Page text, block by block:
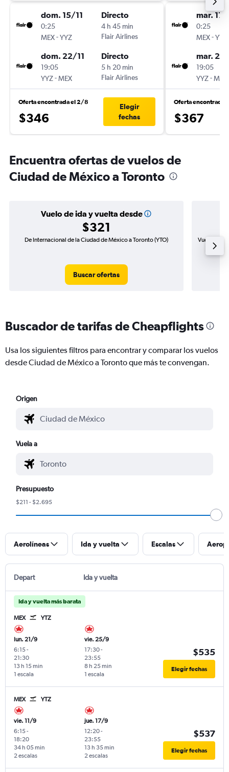
dom. 15/11
0:25
MEX-YYZ
Directo
4 h 45 min
Flair Airlines
dom. 22/11
19:05
YYZ-MEX
Directo
5 h 20 min
Flair Airlines
Oferta encontrada el 2/8
$346
Elegir
fechas
mar. 17/
0:25
MEX-YYZ
mar. 24/
19:05
YYZ-MEX
Oferta encontrada
$367
Encuentra ofertas de vuelos de
Ciudad de México a Toronto
Vuelo de ida y vuelta desde
$321
De Internacional de la Ciudad de México a Toronto (YTO)
Buscar ofertas
Vuelo de
Buscador de tarifas de Cheapflights
Usa los siguientes filtros para encontrar y comparar los vuelos
desde Ciudad de México a Toronto que más te convengan.
Origen
Vuela a
Presupuesto
$211 - $2.695
Aerolíneas Ida y vuelta Escalas
Depart Ida y vuelta
Ida y vuelta más barata
MEX YTZ
lun. 21/9
6:15-
21:30
1 escala
13 h 15 min
vie. 25/9
17:30-
23:55
1 escala
8 h 25 min
$535
Elegir fechas
MEX YTZ
vie. 11/9
6:15-
18:20
2 escalas
34 h 05 min
jue. 17/9
12:20-
23:55
2 escalas
13 h 35 min
$537
Elegir fechas